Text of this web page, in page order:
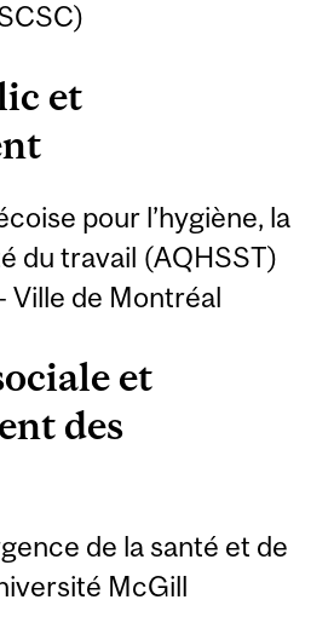
et
pour l’hygiène, la
du travail (AQHSST)
Ville de Montréal
et
des
de la santé et de
McGill